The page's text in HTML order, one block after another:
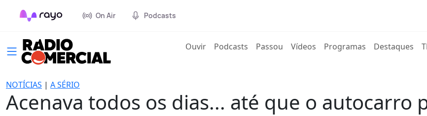
On Air Podcasts
Ouvir(current)
Podcasts Passou Vídeos Programas Destaques
NOTÍCIAS | A SÉRIO
Acenava todos os dias... até que o autocarro